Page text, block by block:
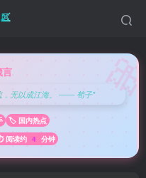
言
，无以成江海。 —— 荀子"
🏷️ 国内热点
阅读约 4 分钟